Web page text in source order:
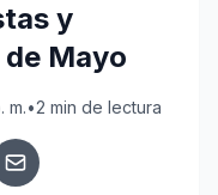
y
Mayo
m.•2 min de lectura